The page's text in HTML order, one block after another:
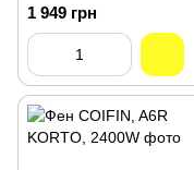
1 949 грн